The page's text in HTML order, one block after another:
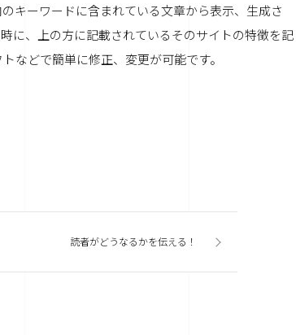
キーワードに含まれている文章から表示、生成さ
に、上の方に記載されているそのサイトの特徴を記
などで簡単に修正、変更が可能です。
読者がどうなるかを伝える！